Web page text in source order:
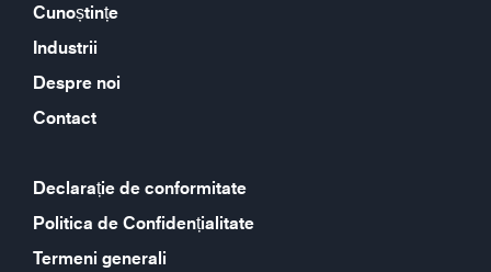
Cunoștințe
Industrii
Despre noi
Contact
Declarație de conformitate
Politica de Confidențialitate
Termeni generali